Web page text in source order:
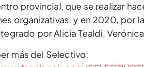
provincial, que se realizar
organizativas, y en 2020, por
por Alicia Tealdi,
más del Selectivo: